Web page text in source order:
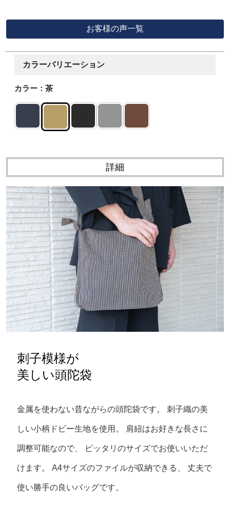
お客様の声一覧
カラーバリエーション
カラー：茶
詳細
刺子模様が
美しい頭陀袋
金属を使わない昔ながらの頭陀袋です。 刺子織の美
しい小柄ドビー生地を使用。 肩紐はお好きな長さに
調整可能なので、 ピッタリのサイズでお使いいただ
けます。 A4サイズのファイルが収納できる、 丈夫で
使い勝手の良いバッグです。